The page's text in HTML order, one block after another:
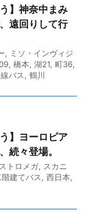
】神奈中まみ
遠回りして行
, ミソ・インヴィジ
, 橋本, 湖21, 町36,
バス, 鶴川
】ヨーロピア
続々登場。
トロメガ, スカニ
階建てバス, 西日本,